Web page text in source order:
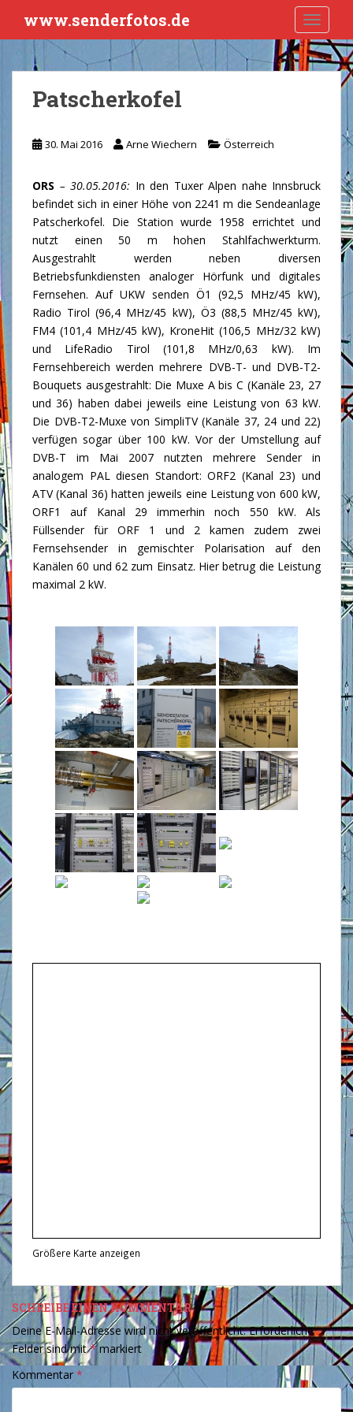
i
t
www.senderfotos.de
Patscherkofel
30. Mai 2016 Arne Wiechern Österreich
ORS – 30.05.2016: In den Tuxer Alpen nahe Innsbruck
befindet sich in einer Höhe von 2241 m die Sendeanlage
Patscherkofel. Die Station wurde 1958 errichtet und
nutzt einen 50 m hohen Stahlfachwerkturm.
Ausgestrahlt werden neben diversen
Betriebsfunkdiensten analoger Hörfunk und digitales
Fernsehen. Auf UKW senden Ö1 (92,5 MHz/45 kW),
Radio Tirol (96,4 MHz/45 kW), Ö3 (88,5 MHz/45 kW),
FM4 (101,4 MHz/45 kW), KroneHit (106,5 MHz/32 kW)
und LifeRadio Tirol (101,8 MHz/0,63 kW). Im
Fernsehbereich werden mehrere DVB-T- und DVB-T2-
Bouquets ausgestrahlt: Die Muxe A bis C (Kanäle 23, 27
und 36) haben dabei jeweils eine Leistung von 63 kW.
Die DVB-T2-Muxe von SimpliTV (Kanäle 37, 24 und 22)
verfügen sogar über 100 kW. Vor der Umstellung auf
DVB-T im Mai 2007 nutzten mehrere Sender in
analogem PAL diesen Standort: ORF2 (Kanal 23) und
ATV (Kanal 36) hatten jeweils eine Leistung von 600 kW,
ORF1 auf Kanal 29 immerhin noch 550 kW. Als
Füllsender für ORF 1 und 2 kamen zudem zwei
Fernsehsender in gemischter Polarisation auf den
Kanälen 60 und 62 zum Einsatz. Hier betrug die Leistung
maximal 2 kW.
Größere Karte anzeigen
SCHREIBE EINEN KOMMENTAR
Deine E-Mail-Adresse wird nicht veröffentlicht. Erforderliche
Felder sind mit*markiert
Kommentar*